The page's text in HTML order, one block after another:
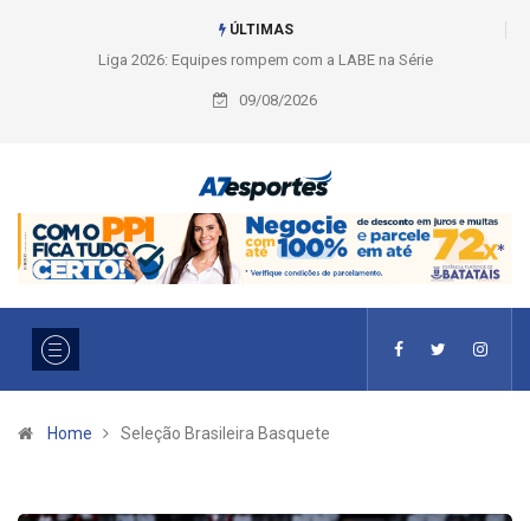
ÚLTIMAS
Liga 2026: Equipes rompem com a LABE na Série Ouro e entidade define
a 2° fase, times e formato
09/08/2026
Home Seleção Brasileira Basquete